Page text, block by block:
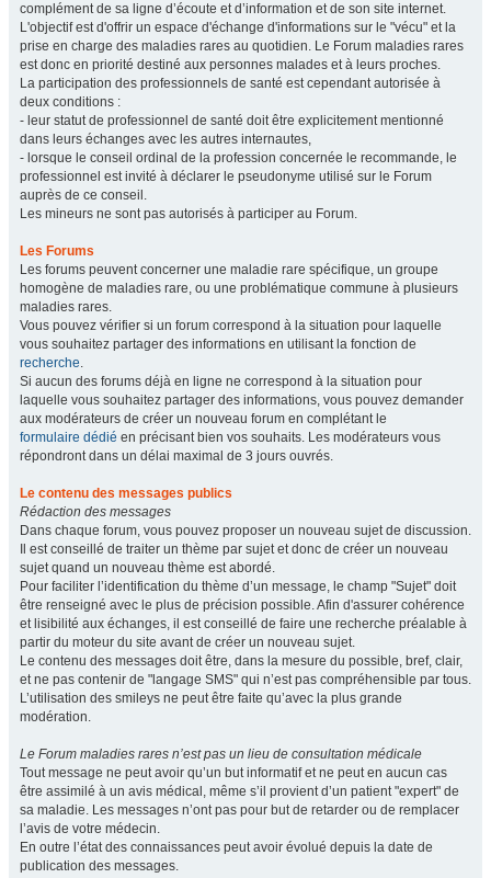
complément de sa ligne d’écoute et d’information et de son site internet.
L'objectif est d'offrir un espace d'échange d'informations sur le "vécu" et la
prise en charge des maladies rares au quotidien. Le Forum maladies rares
est donc en priorité destiné aux personnes malades et à leurs proches.
La participation des professionnels de santé est cependant autorisée à
deux conditions :
- leur statut de professionnel de santé doit être explicitement mentionné
dans leurs échanges avec les autres internautes,
- lorsque le conseil ordinal de la profession concernée le recommande, le
professionnel est invité à déclarer le pseudonyme utilisé sur le Forum
auprès de ce conseil.
Les mineurs ne sont pas autorisés à participer au Forum.
Les Forums
Les forums peuvent concerner une maladie rare spécifique, un groupe
homogène de maladies rare, ou une problématique commune à plusieurs
maladies rares.
Vous pouvez vérifier si un forum correspond à la situation pour laquelle
vous souhaitez partager des informations en utilisant la fonction de
recherche.
Si aucun des forums déjà en ligne ne correspond à la situation pour
laquelle vous souhaitez partager des informations, vous pouvez demander
aux modérateurs de créer un nouveau forum en complétant le
formulaire dédié en précisant bien vos souhaits. Les modérateurs vous
répondront dans un délai maximal de 3 jours ouvrés.
Le contenu des messages publics
Rédaction des messages
Dans chaque forum, vous pouvez proposer un nouveau sujet de discussion.
Il est conseillé de traiter un thème par sujet et donc de créer un nouveau
sujet quand un nouveau thème est abordé.
Pour faciliter l’identification du thème d’un message, le champ "Sujet" doit
être renseigné avec le plus de précision possible. Afin d'assurer cohérence
et lisibilité aux échanges, il est conseillé de faire une recherche préalable à
partir du moteur du site avant de créer un nouveau sujet.
Le contenu des messages doit être, dans la mesure du possible, bref, clair,
et ne pas contenir de "langage SMS" qui n’est pas compréhensible par tous.
L’utilisation des smileys ne peut être faite qu’avec la plus grande
modération.
Le Forum maladies rares n’est pas un lieu de consultation médicale
Tout message ne peut avoir qu’un but informatif et ne peut en aucun cas
être assimilé à un avis médical, même s’il provient d’un patient "expert" de
sa maladie. Les messages n’ont pas pour but de retarder ou de remplacer
l’avis de votre médecin.
En outre l’état des connaissances peut avoir évolué depuis la date de
publication des messages.